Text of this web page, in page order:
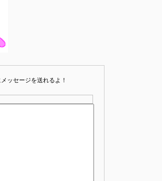
ッセージを送れるよ！